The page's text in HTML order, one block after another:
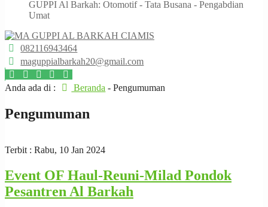
GUPPI Al Barkah: Otomotif - Tata Busana - Pengabdian
Umat
082116943464
maguppialbarkah20@gmail.com
Anda ada di : Beranda -Pengumuman
Pengumuman
Terbit : Rabu, 10 Jan 2024
Event OF Haul-Reuni-Milad Pondok
Pesantren Al Barkah